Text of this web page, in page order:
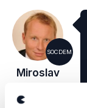
SOCDEM
Miroslav